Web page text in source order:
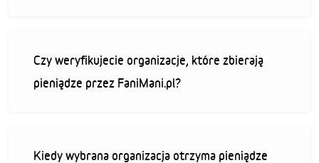
Czy weryfikujecie organizacje, które zbierają
pieniądze przez FaniMani.pl?
Kiedy wybrana organizacja otrzyma pieniądze